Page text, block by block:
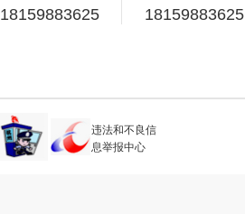
18159883625 18159883625
违法和不良信
息举报中心